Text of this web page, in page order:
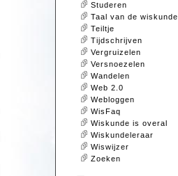
Studeren
Taal van de wiskunde
Teiltje
Tijdschrijven
Vergruizelen
Versnoezelen
Wandelen
Web 2.0
Webloggen
WisFaq
Wiskunde is overal
Wiskundeleraar
Wiswijzer
Zoeken